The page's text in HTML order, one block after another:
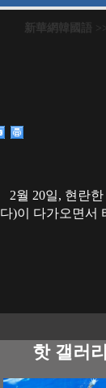
新華網韓國語
2월 20일, 현란
다)이 다가오면서
핫 갤러리